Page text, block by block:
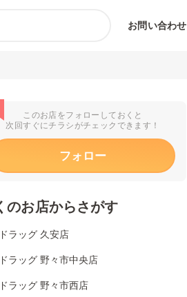
お問い合わせ
このお店をフォローしておくと
次回すぐにチラシがチェックできます！
フォロー
のお店からさがす
ラッグ 久安店
ラッグ 野々市中央店
ラッグ 野々市西店